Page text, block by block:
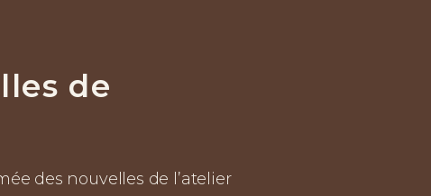
de
des nouvelles de l’atelier